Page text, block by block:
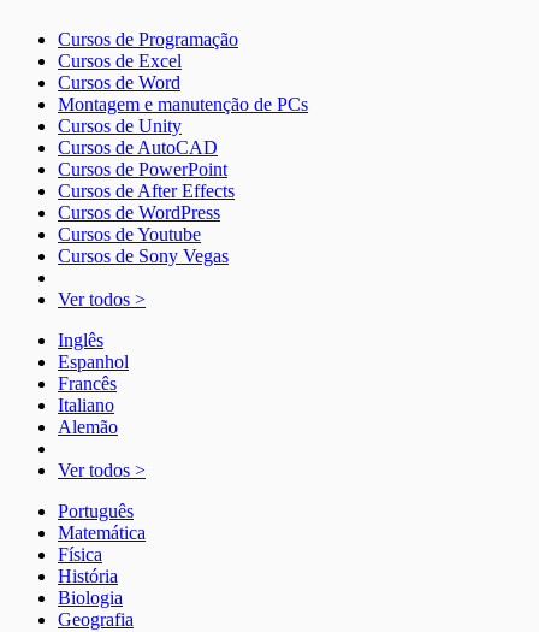
Cursos de Programação
Cursos de Excel
Cursos de Word
Montagem e manutenção de PCs
Cursos de Unity
Cursos de AutoCAD
Cursos de PowerPoint
Cursos de After Effects
Cursos de WordPress
Cursos de Youtube
Cursos de Sony Vegas
Ver todos >
Inglês
Espanhol
Francês
Italiano
Alemão
Ver todos >
Português
Matemática
Física
História
Biologia
Geografia